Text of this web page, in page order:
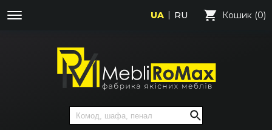
UA RU Кошик (0)